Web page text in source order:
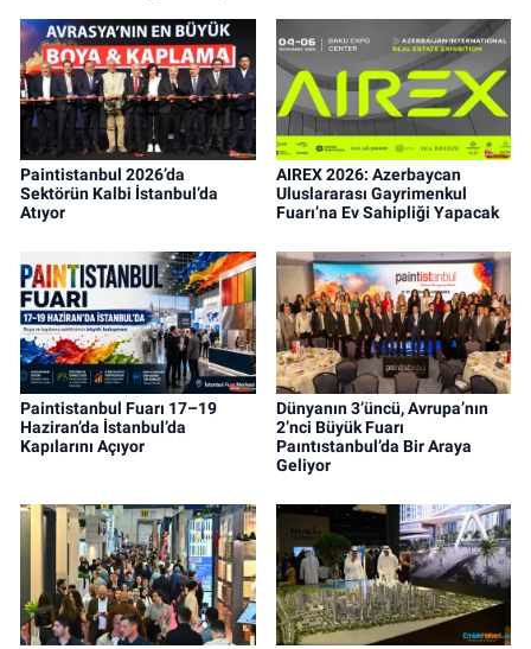
Paintistanbul 2026’da
Sektörün Kalbi İstanbul’da
Atıyor
AIREX 2026: Azerbaycan
Uluslararası Gayrimenkul
Fuarı’na Ev Sahipliği Yapacak
Paintistanbul Fuarı 17–19
Haziran’da İstanbul’da
Kapılarını Açıyor
Dünyanın 3’üncü, Avrupa’nın
2’nci Büyük Fuarı
Paıntıstanbul’da Bir Araya
Geliyor